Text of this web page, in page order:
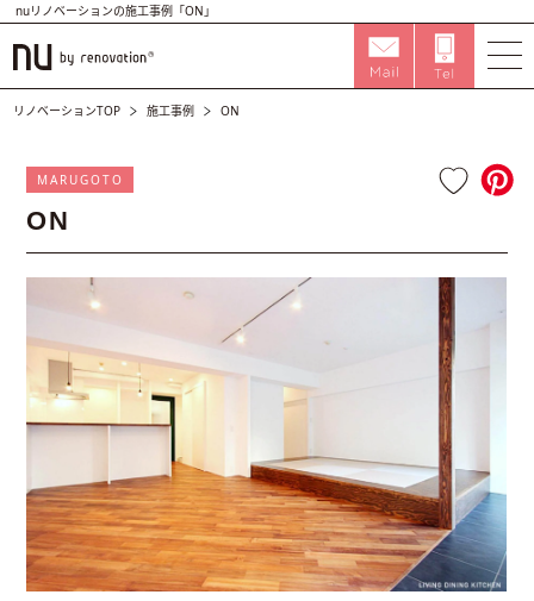
nuリノベーションの施工事例「ON」
リノベーションTOP 施工事例 ON
MARUGOTO
ON